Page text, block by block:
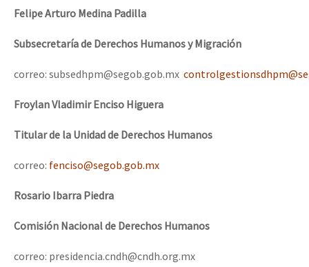
Felipe Arturo Medina Padilla
Subsecretaría de Derechos Humanos y Migración
correo: subsedhpm@segob.gob.mx
Froylan Vladimir Enciso Higuera
Titular de la Unidad de Derechos Humanos
correo: fenciso@segob.gob.mx
Rosario Ibarra Piedra
Comisión Nacional de Derechos Humanos
correo: presidencia.cndh@cndh.org.mx